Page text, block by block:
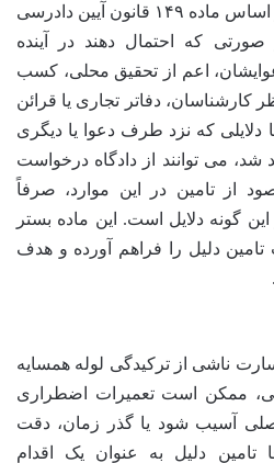
بر اساس ماده ۱۴۹ قانون آیین دادرسی
که احتمال دهند در آینده
اعم از تحقیق محلی، کسب
کارشناسان، دفاتر تجاری یا قرائن
دلایلی که نزد طرف دعوا یا دیگری
شد، می توانند از دادگاه درخواست
از تامین در این موارد، صرفاً
گونه دلایل است. این ماده بستر
تامین دلیل را فراهم آورده و هدف
ناشی از ترکیدگی لوله همسایه
ممکن است تعمیرات اضطراری
آسیب شود یا گذر زمان، دقت
تامین دلیل به عنوان یک اقدام